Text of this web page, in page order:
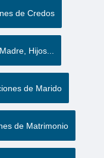
de Credos
Hijos...
de Marido
de Matrimonio